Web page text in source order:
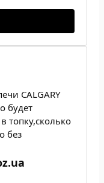
CALGARY
будет
топку,сколько
без